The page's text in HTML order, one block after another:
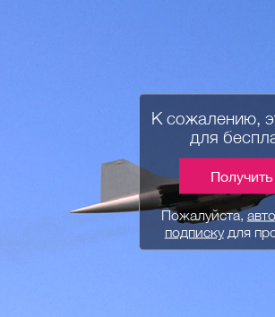
К сожалению,
для
Пожалуйста,
подпискудля